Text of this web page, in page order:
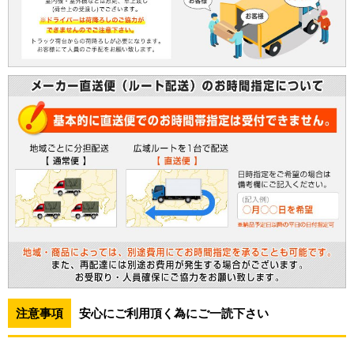
注意事項 安心にご利用頂く為にご一読下さい